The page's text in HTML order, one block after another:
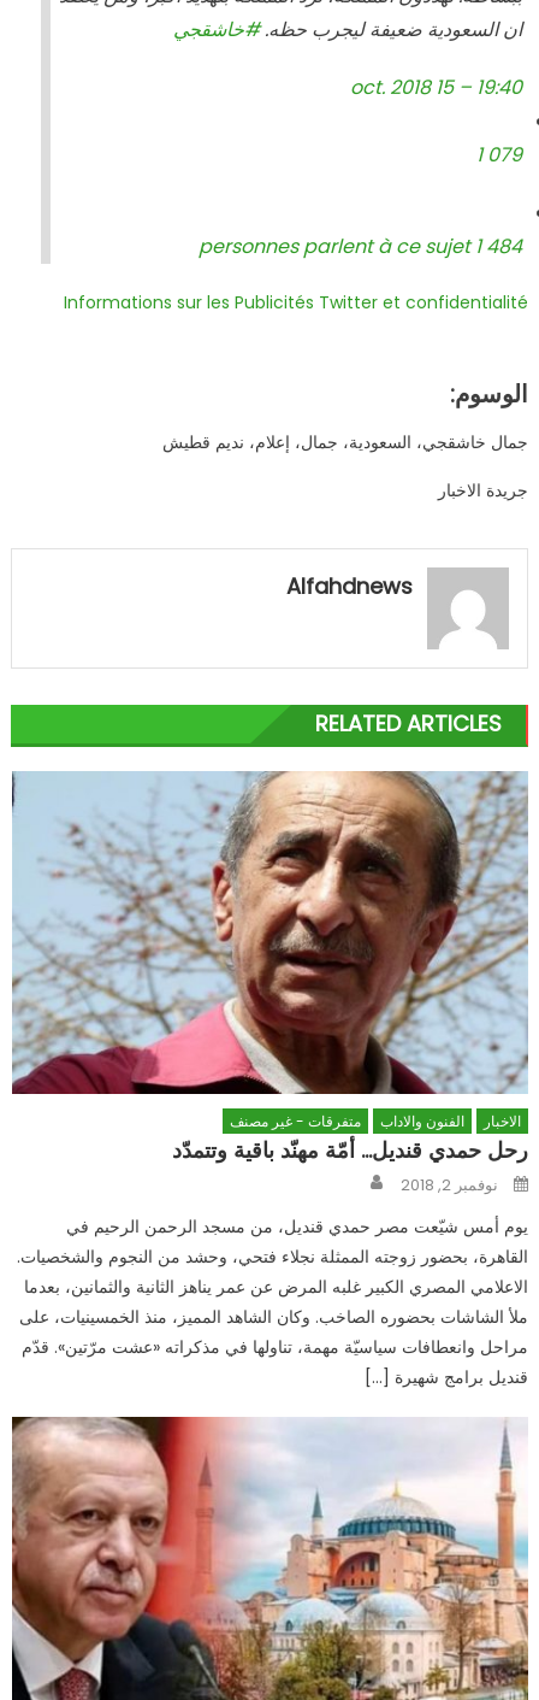
ان السعودية ضعيفة ليجرب حظه.#خاشقجي
19:40 – 15 oct. 2018
1 079
1 484 personnes parlent à ce sujet
Informations sur les Publicités Twitter et confidentialité
الوسوم:
جمال خاشقجي، السعودية، جمال، إعلام، نديم قطيش
جريدة الاخبار
Alfahdnews
RELATED ARTICLES
الاخبار الفنون والاداب متفرقات - غير مصنف
رحل حمدي قنديل… أمّة مهنّد باقية وتتمدّد
Posted
onنوفمبر 2, 2018
يوم أمس شيّعت مصر حمدي قنديل، من مسجد الرحمن الرحيم في
القاهرة، بحضور زوجته الممثلة نجلاء فتحي، وحشد من النجوم والشخصيات.
الاعلامي المصري الكبير غلبه المرض عن عمر يناهز الثانية والثمانين، بعدما
ملأ الشاشات بحضوره الصاخب. وكان الشاهد المميز، منذ الخمسينيات، على
مراحل وانعطافات سياسيّة مهمة، تناولها في مذكراته «عشت مرّتين». قدّم
قنديل برامج شهيرة […]